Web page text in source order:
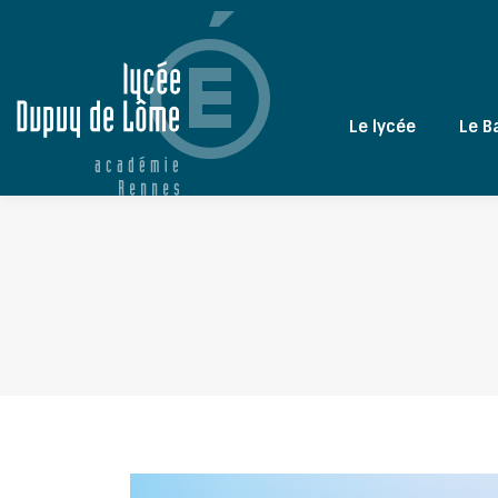
Le lycée Le